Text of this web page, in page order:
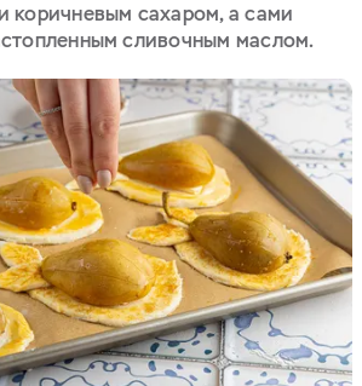
коричневым сахаром, а сами
сливочным маслом.